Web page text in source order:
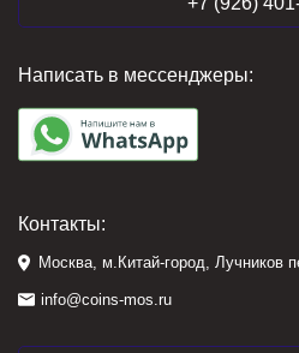
Написать в мессенджеры:
Контакты:
Москва, м.Китай-город, Лучников
info@coins-mos.ru